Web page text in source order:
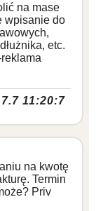
na mase
wpisanie do
etc.
11:20:7
na kwotę
Termin
Priv